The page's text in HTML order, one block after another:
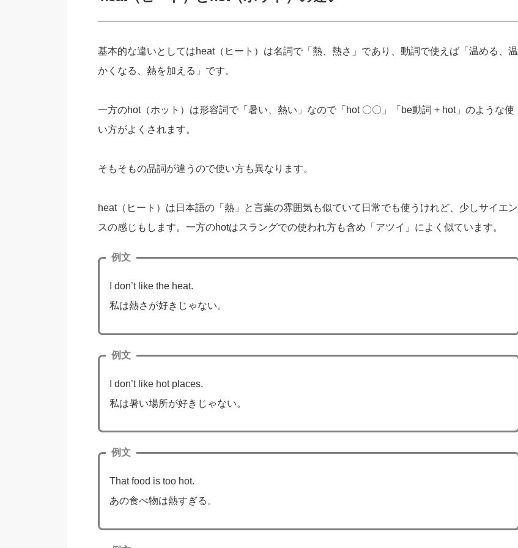
基本的な違いとしてはheat（ヒート）は名詞で「熱、熱さ」であり、動詞で使えば「温める、温
かくなる、熱を加える」です。
一方のhot（ホット）は形容詞で「暑い、熱い」なので「hot 〇〇」「be動詞 + hot」のような使
い方がよくされます。
そもそもの品詞が違うので使い方も異なります。
heat（ヒート）は日本語の「熱」と言葉の雰囲気も似ていて日常でも使うけれど、少しサイエン
スの感じもします。一方のhotはスラングでの使われ方も含め「アツイ」によく似ています。
例文
I don’t like the heat.
私は熱さが好きじゃない。
例文
I don’t like hot places.
私は暑い場所が好きじゃない。
例文
That food is too hot.
あの食べ物は熱すぎる。